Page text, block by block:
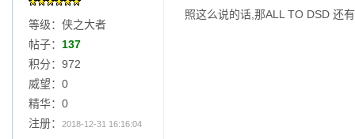
等级：侠之大者
帖子： 137
积分：972
威望：0
精华：0
注册：
2018-12-31 16:16:04
照这么说的话,那ALL TO DSD 还